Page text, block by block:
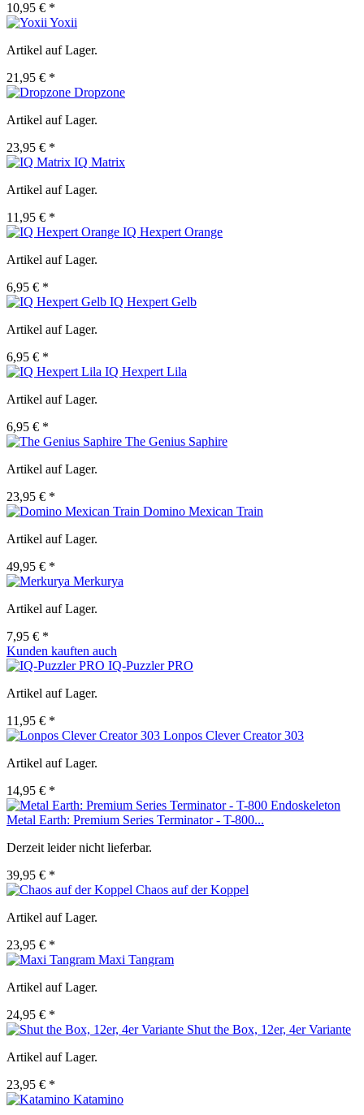
10,95 € *
Yoxii
Artikel auf Lager.
21,95 € *
Dropzone
Artikel auf Lager.
23,95 € *
IQ Matrix
Artikel auf Lager.
11,95 € *
IQ Hexpert Orange
Artikel auf Lager.
6,95 € *
IQ Hexpert Gelb
Artikel auf Lager.
6,95 € *
IQ Hexpert Lila
Artikel auf Lager.
6,95 € *
The Genius Saphire
Artikel auf Lager.
23,95 € *
Domino Mexican Train
Artikel auf Lager.
49,95 € *
Merkurya
Artikel auf Lager.
7,95 € *
Kunden kauften auch
IQ-Puzzler PRO
Artikel auf Lager.
11,95 € *
Lonpos Clever Creator 303
Artikel auf Lager.
14,95 € *
Metal Earth: Premium Series Terminator - T-800...
Derzeit leider nicht lieferbar.
39,95 € *
Chaos auf der Koppel
Artikel auf Lager.
23,95 € *
Maxi Tangram
Artikel auf Lager.
24,95 € *
Shut the Box, 12er, 4er Variante
Artikel auf Lager.
23,95 € *
Katamino